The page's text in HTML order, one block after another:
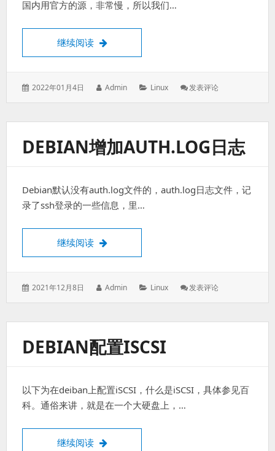
国内用官方的源，非常慢，所以我们…
继续阅读 树莓派安装debian 11国内最快最新的源
发
2022年01月4日
作
Admin
分
Linux 发表评论: 树
安
Debian
11
最
DEBIAN增加AUTH.LOG日志
Debian默认没有auth.log文件的，auth.log日志文件，记
录了ssh登录的一些信息，里…
继续阅读 Debian增加auth.log日志
发
2021年12月8日
作
Admin
分
Linux 发表评论: Debian
Auth.log
DEBIAN配置ISCSI
以下为在deiban上配置iSCSI，什么是iSCSI，具体参见百
科。通俗来讲，就是在一个大硬盘上，…
继续阅读 debian配置iSCSI